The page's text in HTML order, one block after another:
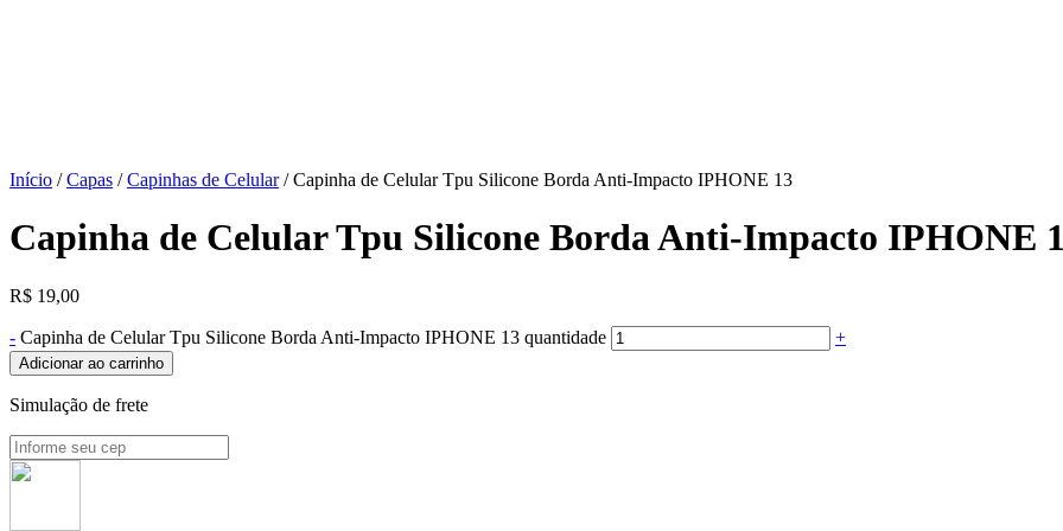
Início /Capas /Capinhas de Celular/ Capinha de Celular Tpu Silicone Borda Anti-Impacto IPHONE 13
Capinha de Celular Tpu Silicone Borda Anti-Impacto IPHONE
R$ 19,00
- Capinha de Celular Tpu Silicone Borda Anti-Impacto IPHONE 13 quantidade +
Adicionar ao carrinho
Simulação de frete